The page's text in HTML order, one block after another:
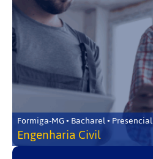
Formiga-MG • Bacharel • Presencial
Engenharia Civil